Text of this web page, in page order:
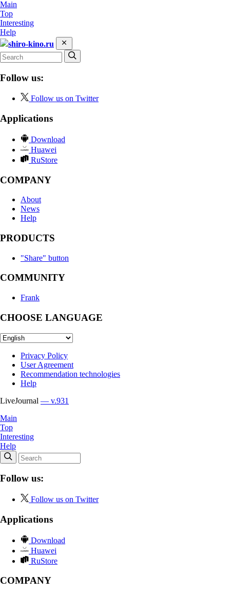
Main
Top
Interesting
Help
shiro-kino.ru
Follow us:
Follow us on Twitter
Applications
Download
Huawei
RuStore
COMPANY
About
News
Help
PRODUCTS
"Share" button
COMMUNITY
Frank
CHOOSE LANGUAGE
Privacy Policy
User Agreement
Recommendation technologies
Help
LiveJournal — v.931
Main
Top
Interesting
Help
Follow us:
Follow us on Twitter
Applications
Download
Huawei
RuStore
COMPANY